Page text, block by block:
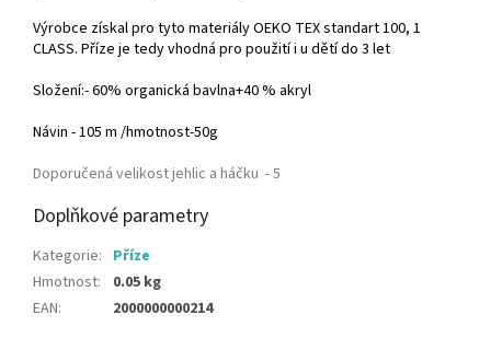
Výrobce získal pro tyto materiály OEKO TEX standart 100, 1
CLASS. Příze je tedy vhodná pro použití i u dětí do 3 let
Složení:- 60% organická bavlna+40 % akryl
Návin - 105 m /hmotnost-50g
Doporučená velikost jehlic a háčku - 5
Doplňkové parametry
Kategorie: Příze
Hmotnost:
0.05 kg
EAN: 2000000000214